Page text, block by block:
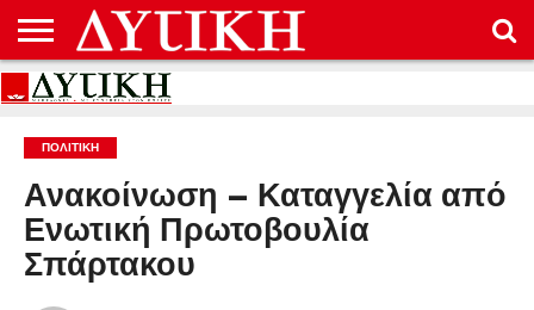
ΑΡΧΙΚΉ
ΕΠΙΚΟΙΝΩΝΊΑ
ΌΡΟΙ
ΠΡΟΣΤΑΣΊΑ
ΔΕΔΟΜΈΝΩΝ
ΠΟΛΙΤΙΚΉ
Ανακοίνωση – Καταγγελία από
Ενωτική Πρωτοβουλία
Σπάρτακου